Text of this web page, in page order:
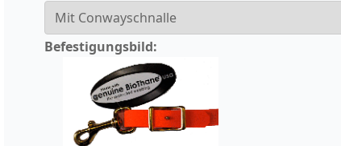
Befestigungsbild: